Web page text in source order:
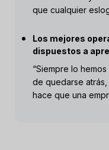
que cualquier
Los mejores
dispuestos a
“Siempre lo
de quedarse
hace que una